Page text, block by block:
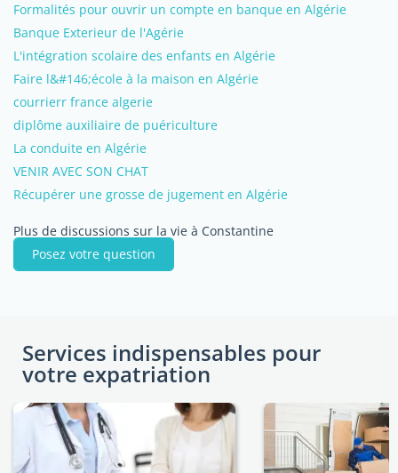
Formalités pour ouvrir un compte en banque en Algérie
Banque Exterieur de l'Agérie
L'intégration scolaire des enfants en Algérie
Faire l&#146;école à la maison en Algérie
courrierr france algerie
diplôme auxiliaire de puériculture
La conduite en Algérie
VENIR AVEC SON CHAT
Récupérer une grosse de jugement en Algérie
Plus de discussions sur la vie à Constantine
Posez votre question
Services indispensables pour
votre expatriation